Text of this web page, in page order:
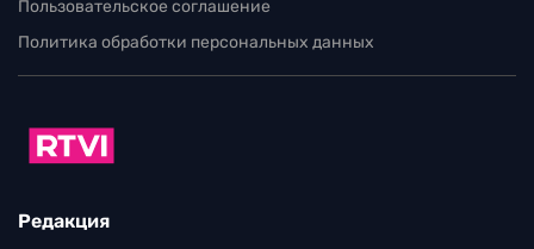
Пользовательское соглашение
Политика обработки персональных данных
Редакция